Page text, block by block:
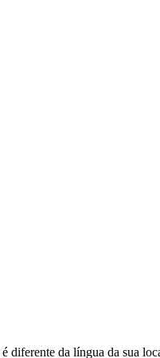
diferente da língua da sua